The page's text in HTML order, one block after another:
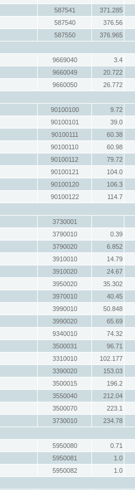
587541
371.285
587540
376.56
587550
376.965
9669040
3.4
9660049
20.722
9660050
26.772
90100100
9.72
90100101
39.0
90100111
60.38
90100110
60.98
90100112
79.72
90100121
104.0
90100120
106.3
90100122
114.7
3730001
3790010
0.39
3790020
6.852
3910010
14.79
3910020
24.67
3950020
35.302
3970010
40.45
3990010
50.848
3990020
65.69
9340010
74.32
3500031
96.71
3310010
102.177
3390020
153.03
3500015
196.2
3550040
212.04
3500070
223.1
3730010
234.78
5950080
0.71
5950081
1.0
5950082
1.0